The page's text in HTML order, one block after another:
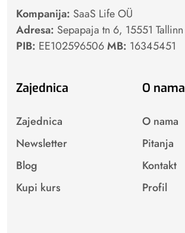
Kompanija: SaaS Life OÜ
Adresa: Sepapaja tn 6, 15551 Tallinn
PIB: EE102596506MB: 16345451
Zajednica
Zajednica
Newsletter
Blog
Kupi kurs
O nama
O nama
Pitanja
Kontakt
Profil